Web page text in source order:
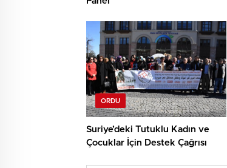
ORDU
Suriye’deki Tutuklu Kadın ve
Çocuklar İçin Destek Çağrısı